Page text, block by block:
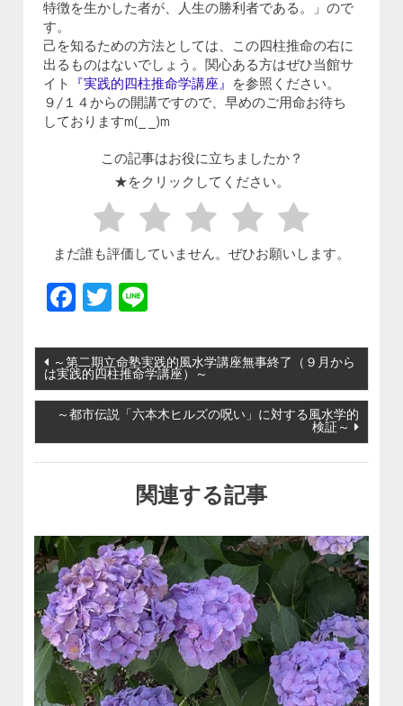
特徴を生かした者が、人生の勝利者である。」ので
す。
己を知るための方法としては、この四柱推命の右に
出るものはないでしょう。関心ある方はぜひ当館サ
イト
『実践的四柱推命学講座』 を参照ください。
９/１４からの開講ですので、早めのご用命お待ち
しておりますm(_ _)m
この記事はお役に立ちましたか？
★をクリックしてください。
まだ誰も評価していません。ぜひお願いします。
Facebook
Twitter
投稿ナビゲーション
～第二期立命塾実践的風水学講座無事終了（９月から
は実践的四柱推命学講座）～
～都市伝説「六本木ヒルズの呪い」に対する風水学的
検証～
関連する記事